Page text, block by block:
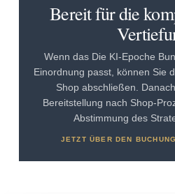
Bereit für die
Wenn das Die KI-Epoche
Einordnung passt, können Sie
Shop abschließen.
Bereitstellung nach Shop-
Abstimmung des
JETZT ÜBER DEN